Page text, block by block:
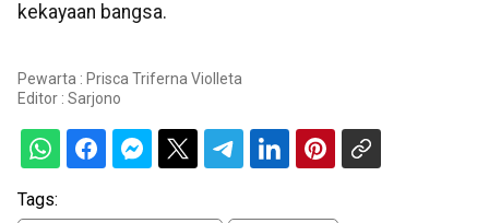
kekayaan bangsa.
Pewarta : Prisca Triferna Violleta
Editor : Sarjono
Tags: